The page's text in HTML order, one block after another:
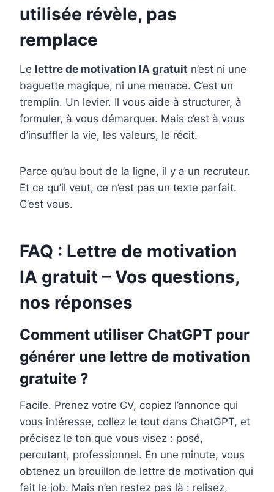
utilisée révèle, pas
remplace
Le lettre de motivation IA gratuit n’est ni une
baguette magique, ni une menace. C’est un
tremplin. Un levier. Il vous aide à structurer, à
formuler, à vous démarquer. Mais c’est à vous
d’insuffler la vie, les valeurs, le récit.
Parce qu’au bout de la ligne, il y a un recruteur.
Et ce qu’il veut, ce n’est pas un texte parfait.
C’est vous.
FAQ : Lettre de motivation
IA gratuit – Vos questions,
nos réponses
Comment utiliser ChatGPT pour
générer une lettre de motivation
gratuite ?
Facile. Prenez votre CV, copiez l’annonce qui
vous intéresse, collez le tout dans ChatGPT, et
précisez le ton que vous visez : posé,
percutant, professionnel. En une minute, vous
obtenez un brouillon de lettre de motivation qui
fait le job. Mais n’en restez pas là : relisez,